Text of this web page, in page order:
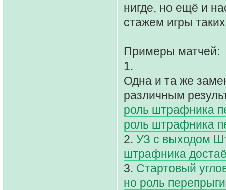
нигде, но ещё и
стажем игры
Примеры матчей:
1.
Одна и та же
различным
роль штрафника
роль штрафника
2. УЗ с выходом
штрафника
3. Стартовый
но роль